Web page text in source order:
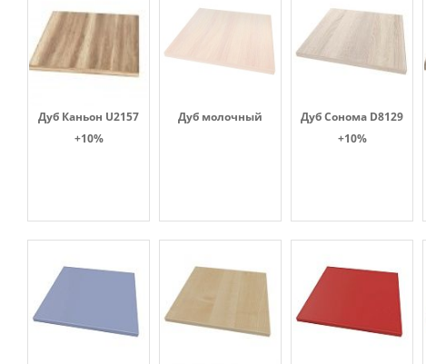
Дуб Каньон U2157
+10%
Дуб молочный
Дуб Сонома D8129
+10%